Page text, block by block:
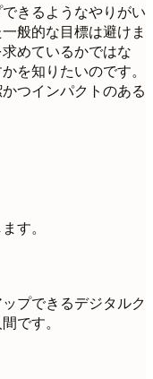
きるようなやりがい
般的な目標は避けま
めているかではな
を知りたいのです。
つインパクトのある
す。
プできるデジタルク
です。